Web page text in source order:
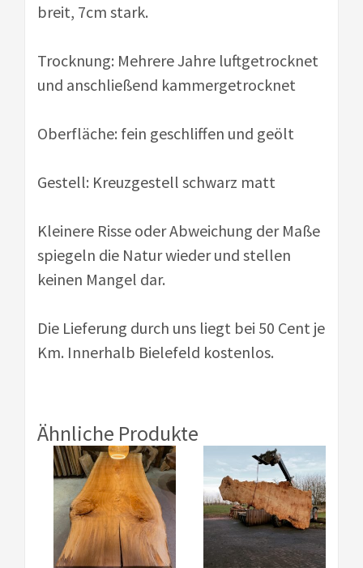
breit, 7cm stark.
Trocknung: Mehrere Jahre luftgetrocknet
und anschließend kammergetrocknet
Oberfläche: fein geschliffen und geölt
Gestell: Kreuzgestell schwarz matt
Kleinere Risse oder Abweichung der Maße
spiegeln die Natur wieder und stellen
keinen Mangel dar.
Die Lieferung durch uns liegt bei 50 Cent je
Km. Innerhalb Bielefeld kostenlos.
Ähnliche Produkte